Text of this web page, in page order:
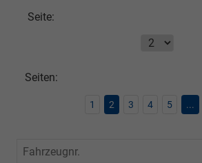
Seite:
Seiten:
1 2 3 4 5 ...
Fahrzeugnr.